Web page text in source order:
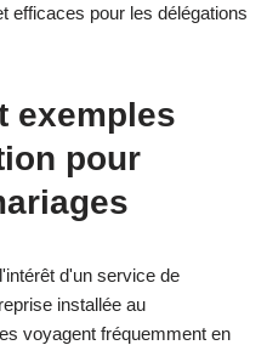
efficaces pour les délégations
exemples
pour
d'un service de
installée au
voyagent fréquemment en